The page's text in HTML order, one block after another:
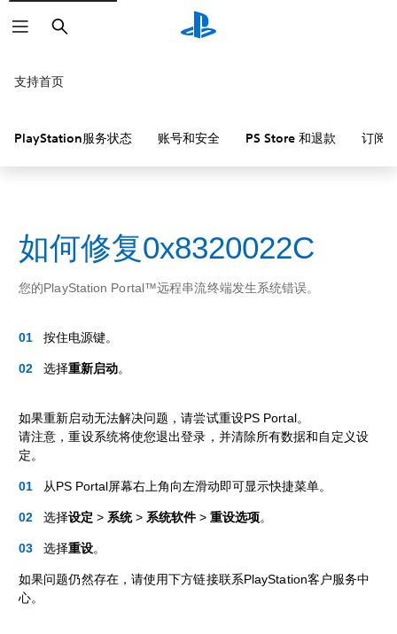
搜
索
支持首页
PlayStation服务状态 账号和安全 PS Store 和退款 订阅
如何修复0x8320022C
您的PlayStation Portal™远程串流终端发生系统错误。
按住电源键。
选择重新启动。
如果重新启动无法解决问题，请尝试重设PS Portal。
请注意，重设系统将使您退出登录，并清除所有数据和自定义设
定。
从PS Portal屏幕右上角向左滑动即可显示快捷菜单。
选择设定 > 系统> 系统软件> 重设选项。
选择重设。
如果问题仍然存在，请使用下方链接联系PlayStation客户服务中
心。